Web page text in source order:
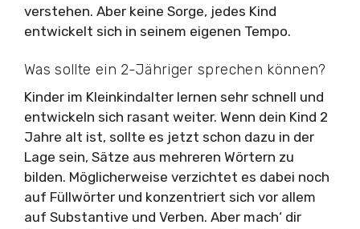
verstehen. Aber keine Sorge, jedes Kind
entwickelt sich in seinem eigenen Tempo.
Was sollte ein 2-Jähriger sprechen können?
Kinder im Kleinkindalter lernen sehr schnell und
entwickeln sich rasant weiter. Wenn dein Kind 2
Jahre alt ist, sollte es jetzt schon dazu in der
Lage sein, Sätze aus mehreren Wörtern zu
bilden. Möglicherweise verzichtet es dabei noch
auf Füllwörter und konzentriert sich vor allem
auf Substantive und Verben. Aber mach‘ dir